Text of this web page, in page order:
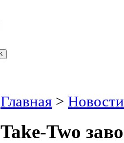
Главная >
Take-Two